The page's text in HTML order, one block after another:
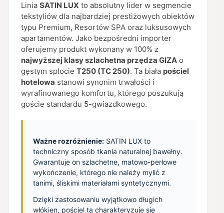
Linia SATIN LUX to absolutny lider w segmencie
tekstyliów dla najbardziej prestiżowych obiektów
typu Premium, Resortów SPA oraz luksusowych
apartamentów. Jako bezpośredni importer
oferujemy produkt wykonany w 100% z
najwyższej klasy szlachetna przędza GIZA o
gęstym splocie T250 (TC 250). Ta biała pościel
hotelowa stanowi synonim trwałości i
wyrafinowanego komfortu, którego poszukują
goście standardu 5-gwiazdkowego.
Ważne rozróżnienie: SATIN LUX to
techniczny sposób tkania naturalnej bawełny.
Gwarantuje on szlachetne, matowo-perłowe
wykończenie, którego nie należy mylić z
tanimi, śliskimi materiałami syntetycznymi.
Dzięki zastosowaniu wyjątkowo długich
włókien, pościel ta charakteryzuje się